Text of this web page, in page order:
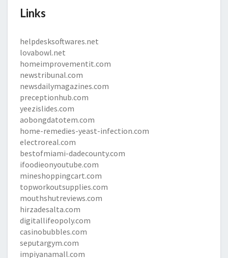
Links
helpdesksoftwares.net
lovabowl.net
homeimprovementit.com
newstribunal.com
newsdailymagazines.com
preceptionhub.com
yeezislides.com
aobongdatotem.com
home-remedies-yeast-infection.com
electroreal.com
bestofmiami-dadecounty.com
ifoodieonyoutube.com
mineshoppingcart.com
topworkoutsupplies.com
mouthshutreviews.com
hirzadesalta.com
digitallifeopoly.com
casinobubbles.com
seputargym.com
impiyanamall.com